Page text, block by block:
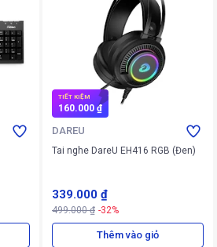
TIẾT KIỆM
160.000 ₫
DAREU
Tai nghe DareU EH416 RGB (Đen)
339.000 ₫
499.000 ₫ -32%
Thêm vào giỏ